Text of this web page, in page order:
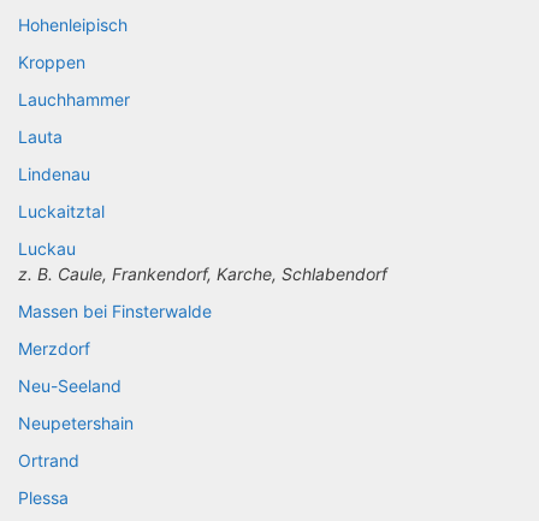
Hohenleipisch
Kroppen
Lauchhammer
Lauta
Lindenau
Luckaitztal
Luckau
z. B. Caule, Frankendorf, Karche, Schlabendorf
Massen bei Finsterwalde
Merzdorf
Neu-Seeland
Neupetershain
Ortrand
Plessa